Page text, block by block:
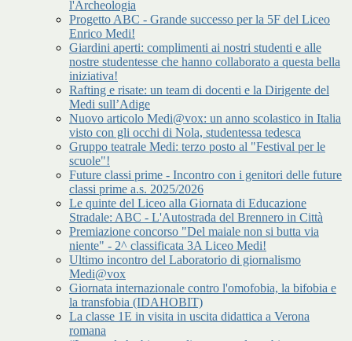
l'Archeologia
Progetto ABC - Grande successo per la 5F del Liceo
Enrico Medi!
Giardini aperti: complimenti ai nostri studenti e alle
nostre studentesse che hanno collaborato a questa bella
iniziativa!
Rafting e risate: un team di docenti e la Dirigente del
Medi sull’Adige
Nuovo articolo Medi@vox: un anno scolastico in Italia
visto con gli occhi di Nola, studentessa tedesca
Gruppo teatrale Medi: terzo posto al "Festival per le
scuole"!
Future classi prime - Incontro con i genitori delle future
classi prime a.s. 2025/2026
Le quinte del Liceo alla Giornata di Educazione
Stradale: ABC - L'Autostrada del Brennero in Città
Premiazione concorso "Del maiale non si butta via
niente" - 2^ classificata 3A Liceo Medi!
Ultimo incontro del Laboratorio di giornalismo
Medi@vox
Giornata internazionale contro l'omofobia, la bifobia e
la transfobia (IDAHOBIT)
La classe 1E in visita in uscita didattica a Verona
romana